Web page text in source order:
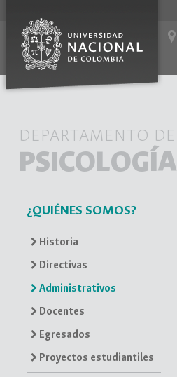
DEPARTAMENTO DE
PSICOLOGÍA
¿QUIÉNES SOMOS?
Historia
Directivas
Administrativos
Docentes
Egresados
Proyectos estudiantiles